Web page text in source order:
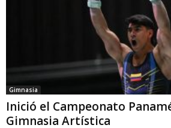
Gimnasia
Inició el Campeonato
Gimnasia Artística